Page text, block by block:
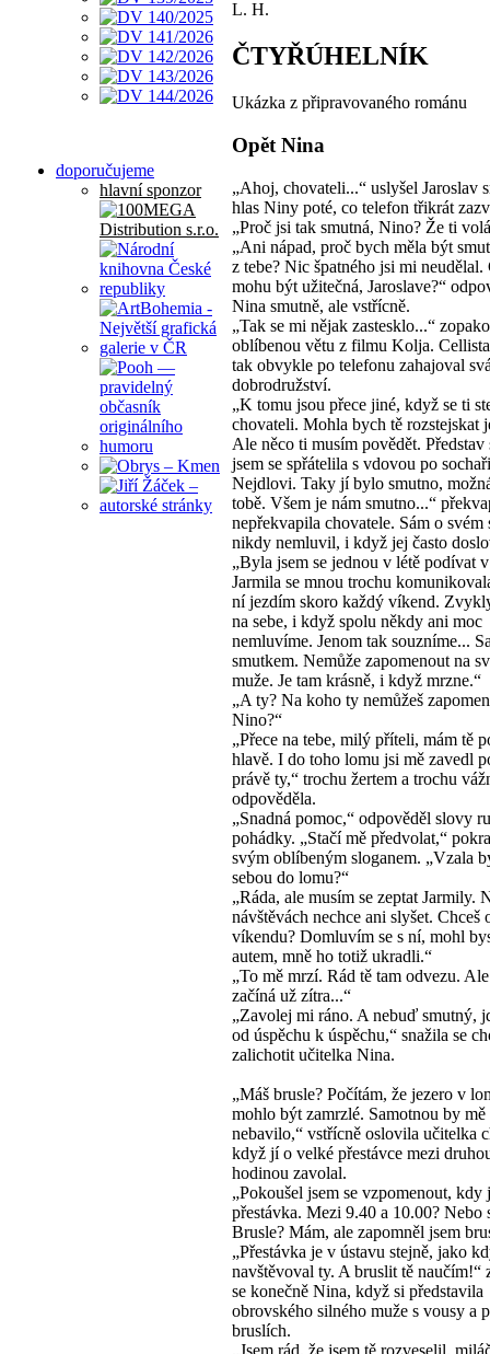
doporučujeme
hlavní sponzor
L. H.
ČTYŘÚHELNÍK
Ukázka z připravovaného románu
Opět Nina
„Ahoj, chovateli...“ uslyšel Jaroslav
hlas Niny poté, co telefon třikrát
„Proč jsi tak smutná, Nino? Že ti
„Ani nápad, proč bych měla být
z tebe? Nic špatného jsi mi neudělal.
mohu být užitečná, Jaroslave?“
Nina smutně, ale vstřícně.
„Tak se mi nějak zastesklo...“
oblíbenou větu z filmu Kolja.
tak obvykle po telefonu zahajoval
dobrodružství.
„K tomu jsou přece jiné, když se ti
chovateli. Mohla bych tě rozstejskat
Ale něco ti musím povědět. Představ
jsem se spřátelila s vdovou po
Nejdlovi. Taky jí bylo smutno,
tobě. Všem je nám smutno...“
nepřekvapila chovatele. Sám o svém
nikdy nemluvil, i když jej často
„Byla jsem se jednou v létě podívat
Jarmila se mnou trochu
ní jezdím skoro každý víkend.
na sebe, i když spolu někdy ani moc
nemluvíme. Jenom tak souzníme...
smutkem. Nemůže zapomenout na
muže. Je tam krásně, i když mrzne.“
„A ty? Na koho ty nemůžeš
Nino?“
„Přece na tebe, milý příteli, mám tě
hlavě. I do toho lomu jsi mě zavedl
právě ty,“ trochu žertem a trochu
odpověděla.
„Snadná pomoc,“ odpověděl slovy
pohádky. „Stačí mě předvolat,“
svým oblíbeným sloganem. „Vzala
sebou do lomu?“
„Ráda, ale musím se zeptat Jarmily.
návštěvách nechce ani slyšet. Chceš
víkendu? Domluvím se s ní, mohl
autem, mně ho totiž ukradli.“
„To mě mrzí. Rád tě tam odvezu.
začíná už zítra...“
„Zavolej mi ráno. A nebuď smutný,
od úspěchu k úspěchu,“ snažila se
zalichotit učitelka Nina.
„Máš brusle? Počítám, že jezero v
mohlo být zamrzlé. Samotnou by
nebavilo,“ vstřícně oslovila učitelka
když jí o velké přestávce mezi
hodinou zavolal.
„Pokoušel jsem se vzpomenout, kdy
přestávka. Mezi 9.40 a 10.00? Nebo
Brusle? Mám, ale zapomněl jsem
„Přestávka je v ústavu stejně, jako
navštěvoval ty. A bruslit tě naučím!“
se konečně Nina, když si představila
obrovského silného muže s vousy a
bruslích.
„Jsem rád, že jsem tě rozveselil,